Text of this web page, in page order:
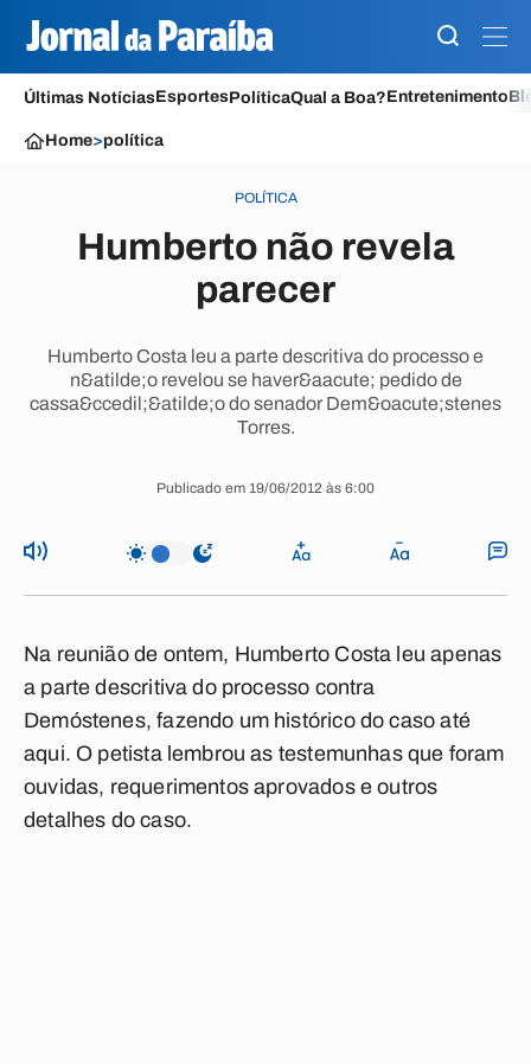
Últimas NotíciasEsportesPolíticaQual a Boa?Entretenimento
Home>política
POLÍTICA
Humberto não revela
parecer
Humberto Costa leu a parte descritiva do processo e
n&atilde;o revelou se haver&aacute; pedido de
cassa&ccedil;&atilde;o do senador Dem&oacute;stenes
Torres.
Publicado em 19/06/2012 às 6:00
Na reunião de ontem, Humberto Costa leu apenas
a parte descritiva do processo contra
Demóstenes, fazendo um histórico do caso até
aqui. O petista lembrou as testemunhas que foram
ouvidas, requerimentos aprovados e outros
detalhes do caso.